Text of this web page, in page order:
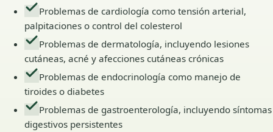
Problemas de cardiología como tensión arterial,
palpitaciones o control del colesterol
Problemas de dermatología, incluyendo lesiones
cutáneas, acné y afecciones cutáneas crónicas
Problemas de endocrinología como manejo de
tiroides o diabetes
Problemas de gastroenterología, incluyendo síntomas
digestivos persistentes